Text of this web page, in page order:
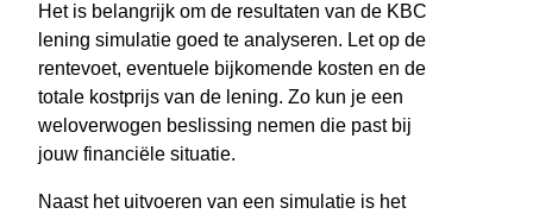
Het is belangrijk om de resultaten van de KBC
lening simulatie goed te analyseren. Let op de
rentevoet, eventuele bijkomende kosten en de
totale kostprijs van de lening. Zo kun je een
weloverwogen beslissing nemen die past bij
jouw financiële situatie.
Naast het uitvoeren van een simulatie is het